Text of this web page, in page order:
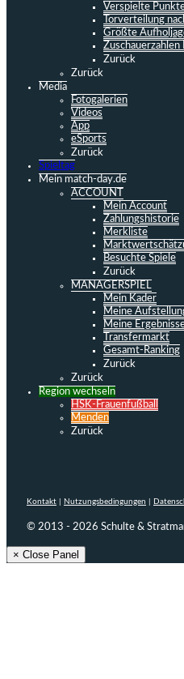
Verspielte
Torverteilung
Größte
Zuschauerzahlen
Zurück
Zurück
Media
Fotogalerien
Videos
App
eSports
Zurück
Spieltag
Mein match-day.de
ACCOUNT
Mein Account
Zahlungshistorie
Merkliste
Besuchte Spiele
Zurück
MANAGERSPIEL
Mein Kader
Meine
Meine
Transfermarkt
Gesamt-Ranking
Zurück
Zurück
Region wechseln
HSK-Frauenfußball
Menden
Zurück
Kontakt Nutzungsbedingungen
© 2013 - 2026 Schulte &
× Close Panel